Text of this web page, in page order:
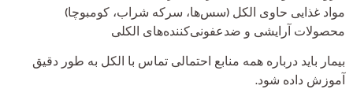
مواد غذایی حاوی الکل (سس‌ها، سرکه شراب، کومبوچا)
محصولات آرایشی و ضدعفونی‌کننده‌های الکلی
بیمار باید درباره همه منابع احتمالی تماس با الکل به طور دقیق
آموزش داده شود.